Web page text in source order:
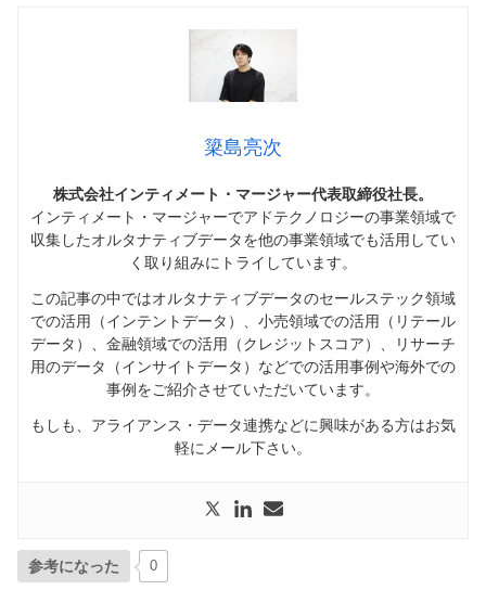
簗島亮次
株式会社インティメート・マージャー代表取締役社長。
インティメート・マージャーでアドテクノロジーの事業領域で
収集したオルタナティブデータを他の事業領域でも活用してい
く取り組みにトライしています。
この記事の中ではオルタナティブデータのセールステック領域
での活用（インテントデータ）、小売領域での活用（リテール
データ）、金融領域での活用（クレジットスコア）、リサーチ
用のデータ（インサイトデータ）などでの活用事例や海外での
事例をご紹介させていただいています。
もしも、アライアンス・データ連携などに興味がある方はお気
軽にメール下さい。
参考になった 0